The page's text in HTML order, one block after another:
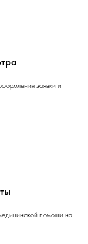
заявки и
помощи на